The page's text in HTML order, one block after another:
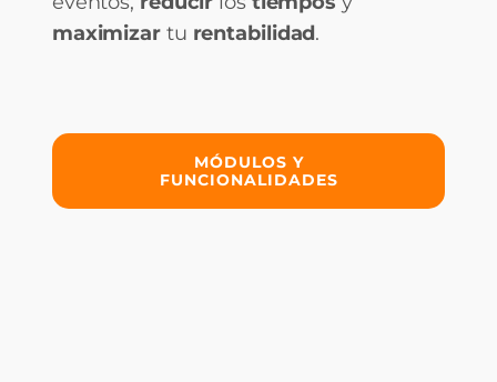
maximizar tu rentabilidad.
MÓDULOS Y
FUNCIONALIDADES